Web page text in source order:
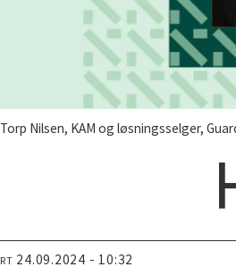
Nilsen, KAM og løsningsselger,
24.09.2024 - 10:32